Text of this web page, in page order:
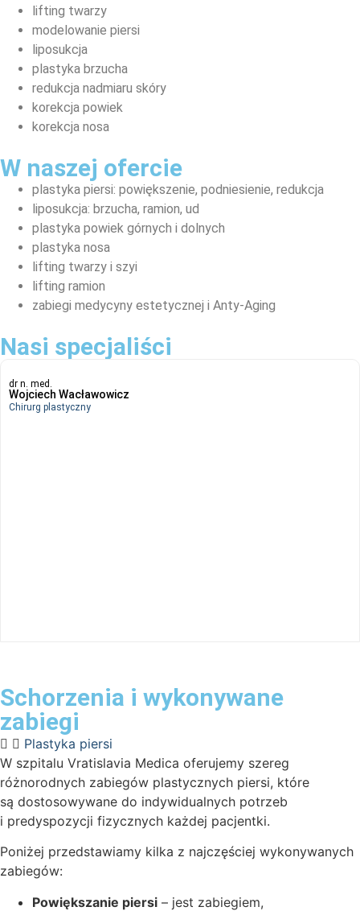
lifting twarzy
modelowanie piersi
liposukcja
plastyka brzucha
redukcja nadmiaru skóry
korekcja powiek
korekcja nosa
W naszej ofercie
plastyka piersi: powiększenie, podniesienie, redukcja
liposukcja: brzucha, ramion, ud
plastyka powiek górnych i dolnych
plastyka nosa
lifting twarzy i szyi
lifting ramion
zabiegi medycyny estetycznej i Anty-Aging
Nasi specjaliści
dr n. med.
Wojciech Wacławowicz
Chirurg plastyczny
Schorzenia i wykonywane
zabiegi
Plastyka piersi
W szpitalu Vratislavia Medica oferujemy szereg
różnorodnych zabiegów plastycznych piersi, które
są dostosowywane do indywidualnych potrzeb
i predyspozycji fizycznych każdej pacjentki.
Poniżej przedstawiamy kilka z najczęściej wykonywanych
zabiegów:
Powiększanie piersi – jest zabiegiem,